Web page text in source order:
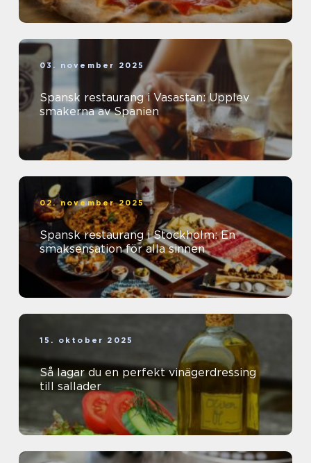
03. november 2025
Spansk restaurang i Vasastan: Upplev
smakerna av Spanien
02. november 2025
Spansk restaurang i Stockholm: En
smaksensation för alla sinnen
15. oktober 2025
Så lagar du en perfekt vinägerdressing
till sallader